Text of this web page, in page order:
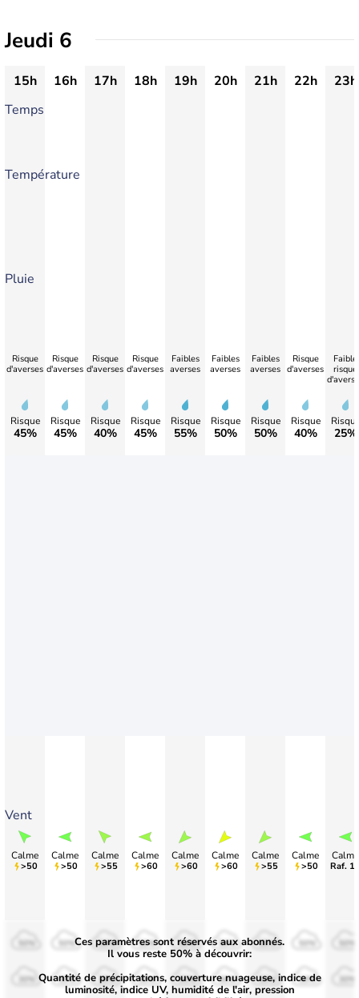
Jeudi 6
15h 16h 17h 18h 19h 20h 21h 22h
23h
Temps
Température
Pluie
Vent
Risque
d'averses
Risque
45%
Calme
>50
Risque
d'averses
Risque
45%
Calme
>50
Risque
d'averses
Risque
40%
Calme
>55
Risque
d'averses
Risque
45%
Calme
>60
Faibles
averses
Risque
55%
Calme
>60
Faibles
averses
Risque
50%
Calme
>60
Faibles
averses
Risque
50%
Calme
>55
Risque
d'averses
Risque
40%
Calme
>50
Faible
risque
25%
Calme
Raf.
50%
30%
50%
30%
50%
30%
50%
30%
50%
30%
50%
30%
50%
30%
Ces paramètres sont réservés aux abonnés.
Il vous reste 50% à découvrir:
Quantité de précipitations, couverture nuageuse, indice de
luminosité, indice UV, humidité de l'air, pression